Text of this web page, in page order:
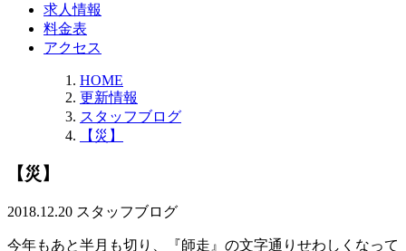
求人情報
料金表
アクセス
HOME
更新情報
スタッフブログ
【災】
【災】
2018.12.20 スタッフブログ
今年もあと半月も切り、『師走』の文字通りせわしくなって